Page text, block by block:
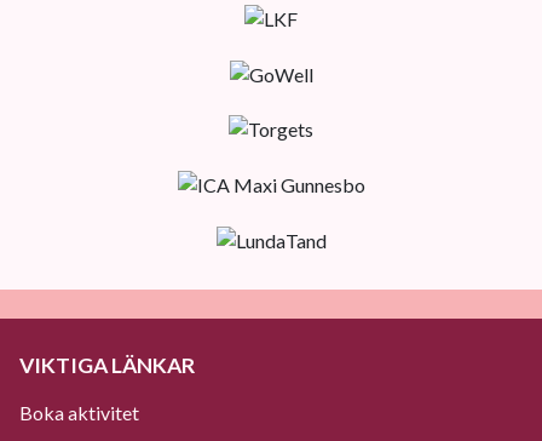
VIKTIGA LÄNKAR
Boka aktivitet